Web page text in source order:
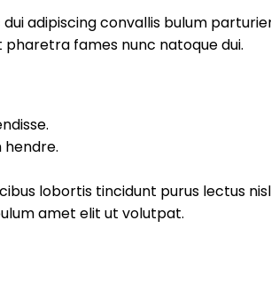
adipiscing convallis bulum
fames nunc natoque dui.
lobortis tincidunt purus lectus
amet elit ut volutpat.